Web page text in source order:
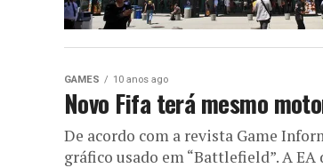
GAMES 10 anos ago
Novo Fifa terá mesmo
De acordo com a revista Game
gráfico usado em “Battlefield”. A